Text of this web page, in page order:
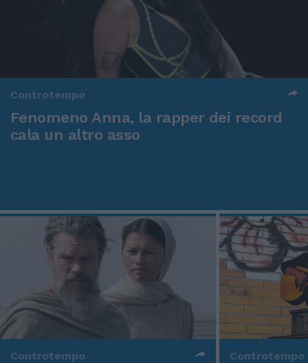
Controtempo
Fenomeno Anna, la rapper dei record
cala un altro asso
Controtempo Controtempo